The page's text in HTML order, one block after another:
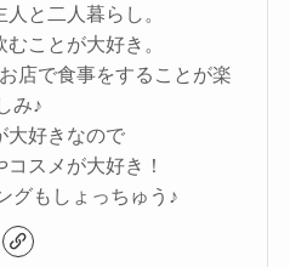
と二人暮らし。
ことが大好き。
店で食事をすることが楽
み♪
大好きなので
スメが大好き！
グもしょっちゅう♪